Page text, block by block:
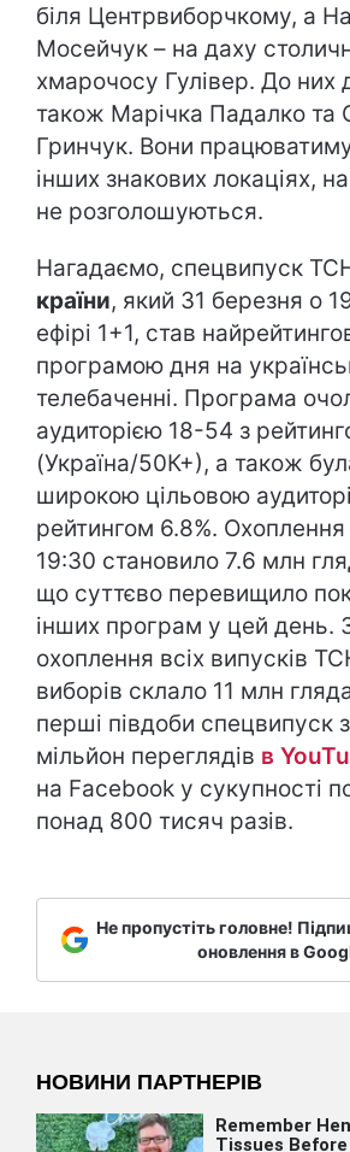
біля Центрвиборчкому, а
Мосейчук – на даху
хмарочосу Гулівер. До них
також Марічка Падалко та
Гринчук. Вони
інших знакових локаціях,
не розголошуються.
Нагадаємо, спецвипуск
країни, який 31 березня о
ефірі 1+1, став
програмою дня на
телебаченні. Програма
аудиторією 18-54 з
(Україна/50К+), а також
широкою цільовою
рейтингом 6.8%.
19:30 становило 7.6 млн
що суттєво перевищило
інших програм у цей день.
охоплення всіх випусків
виборів склало 11 млн
перші півдоби спецвипуск
мільйон переглядів в
на Facebook у сукупності
понад 800 тисяч разів.
Не пропустіть головне!
оновлення в